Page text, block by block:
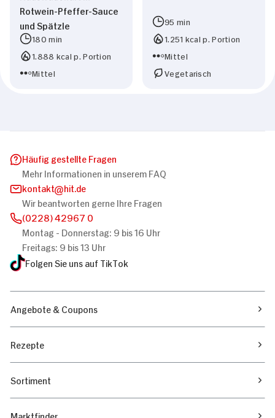
Rotwein-Pfeffer-Sauce
und Spätzle
180 min
1.888 kcal p. Portion
Mittel
95 min
1.251 kcal p. Portion
Mittel
Vegetarisch
Häufig gestellte Fragen
Mehr Informationen in unserem FAQ
kontakt
hit.de
Wir beantworten gerne Ihre Fragen
(0228) 42967 0
Montag - Donnerstag: 9 bis 16 Uhr
Freitags: 9 bis 13 Uhr
Folgen Sie uns auf TikTok
Angebote & Coupons
Rezepte
Sortiment
Marktfinder